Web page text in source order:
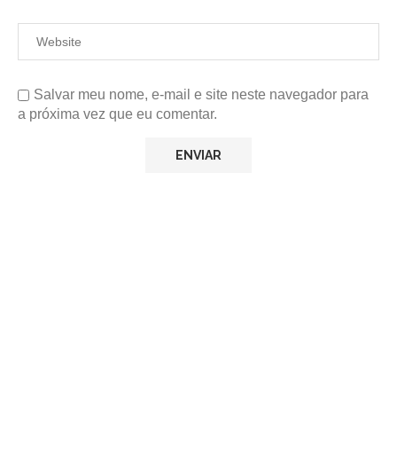
Salvar meu nome, e-mail e site neste navegador para
a próxima vez que eu comentar.